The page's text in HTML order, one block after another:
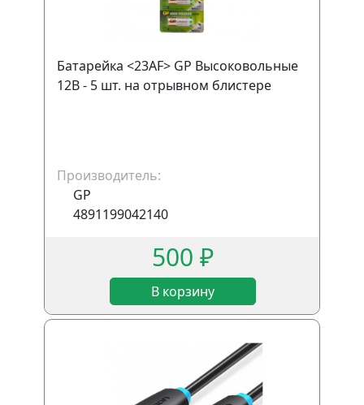
Батарейка <23АF> GP Высоковольные
12В - 5 шт. на отрывном блистере
Производитель:
GP
4891199042140
500 ₽
В корзину